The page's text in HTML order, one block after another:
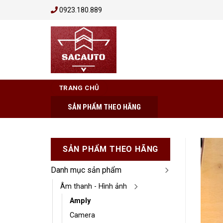
0923.180.889
TRANG CHỦ
SẢN PHẨM THEO HÃNG
SẢN PHẨM THEO HÃNG
Danh mục sản phẩm
Âm thanh - Hình ảnh
Amply
Camera